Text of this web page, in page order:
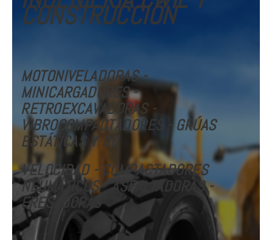
CONSTRUCCIÓN
MOTONIVELADORAS -
MINICARGADORES -
RETROEXCAVADORAS -
VIBROCOMPACTADORES - GRÚAS
ESTÁTICAS Y DE
VELOCIDAD- COMPACTADORES
NEUMÁTICOS-ASFALTADORAS -
FRESADORAS